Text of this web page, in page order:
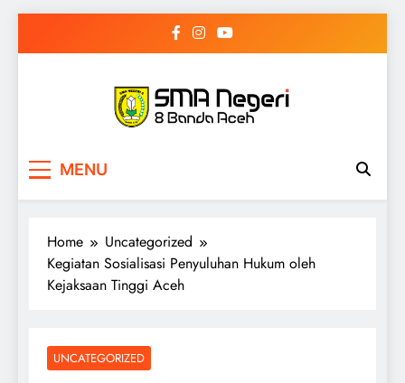
SMAN 8 Banda
Aceh
MENU
Home
Uncategorized
Kegiatan Sosialisasi Penyuluhan Hukum oleh
Kejaksaan Tinggi Aceh
UNCATEGORIZED